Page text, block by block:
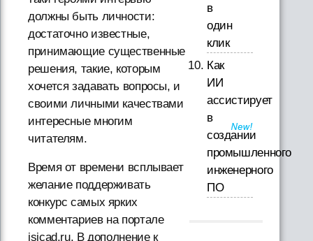
должны быть личности:
достаточно известные,
принимающие существенные
решения, такие, которым
хочется задавать вопросы, и
своими личными качествами
интересные многим
читателям.
Время от времени всплывает
желание поддерживать
конкурс самых ярких
комментариев на портале
isicad.ru. В дополнение к
в
один
клик
Как
ИИ
ассистирует
в
создании
промышленного
инженерного
ПО